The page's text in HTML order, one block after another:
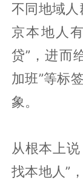
不同地域人
京本地人
贷”，进而
加班”等标
象。
从根本上说
找本地人”